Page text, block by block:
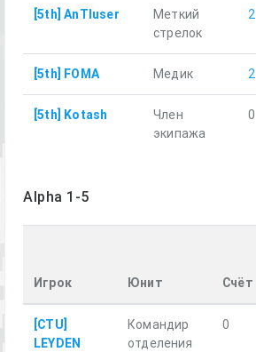
[5th] AnTIuser
Меткий
стрелок
2
[5th] FOMA Медик 2
[5th] Kotash
Член
экипажа
0
Alpha 1-5
Игрок Юнит Счёт
[CTU]
LEYDEN
Командир
отделения
0